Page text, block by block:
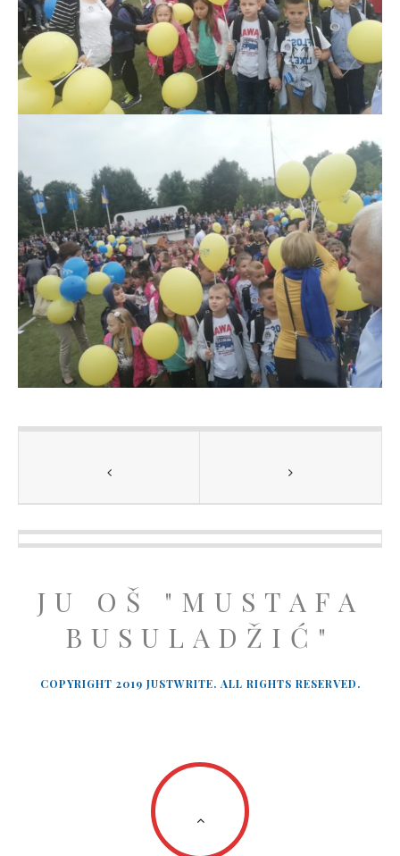
JU OŠ "MUSTAFA
BUSULADŽIĆ"
COPYRIGHT 2019 JUSTWRITE. ALL RIGHTS RESERVED.